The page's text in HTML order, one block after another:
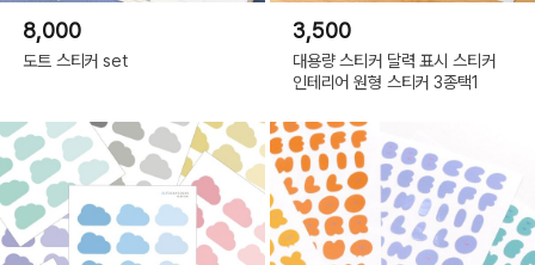
8,000
도트 스티커 set
3,500
대용량 스티커 달력 표시 스티커
인테리어 원형 스티커 3종택1